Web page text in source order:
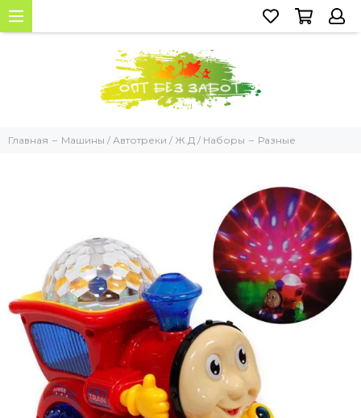
Главная Машины / Автотреки / Ж.Д / Наборы Разные